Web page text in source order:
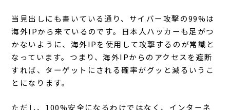
当見出しにも書いている通り、サイバー攻撃の99%は
海外IPから来ているのです。日本人ハッカーも足がつ
かないように、海外IPを使用して攻撃するのが常識と
なっています。つまり、海外IPからのアクセスを遮断
すれば、ターゲットにされる確率がグッと減るいうこ
とになります。
ただし、100%安全になるわけではなく、インターネ